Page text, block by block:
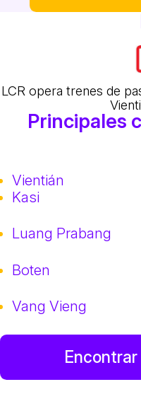
LCR opera trenes de
Principales
Vientián
Kasi
Luang Prabang
Boten
Vang Vieng